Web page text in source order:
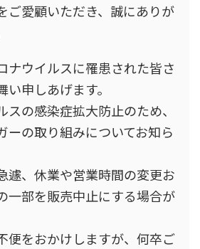
ご愛顧いただき、誠にありが
ナウイルスに罹患された皆さ
申しあげます。
スの感染症拡大防止のため、
ーの取り組みについてお知ら
遽、休業や営業時間の変更お
一部を販売中止にする場合が
便をおかけしますが、何卒ご